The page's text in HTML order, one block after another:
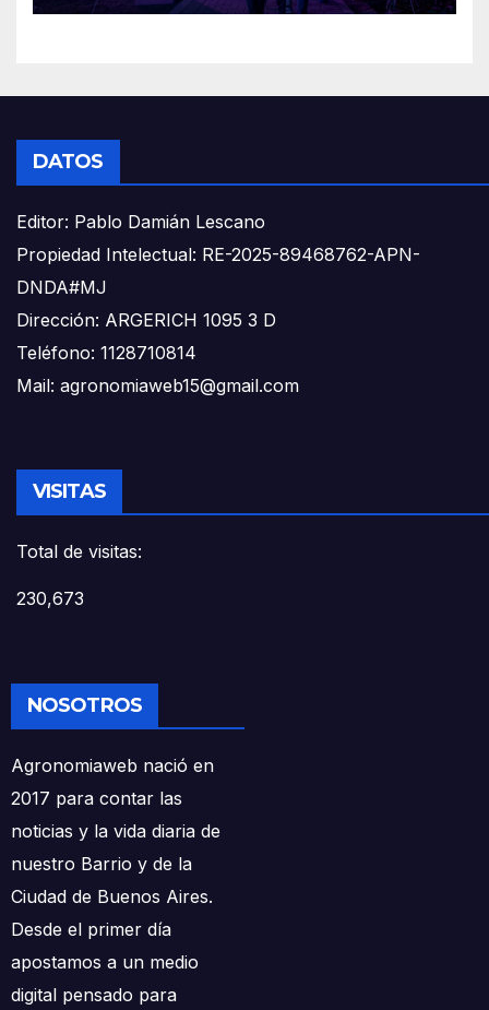
DATOS
Editor: Pablo Damián Lescano
Propiedad Intelectual: RE-2025-89468762-APN-
DNDA#MJ
Dirección: ARGERICH 1095 3 D
Teléfono: 1128710814
Mail: agronomiaweb15@gmail.com
VISITAS
Total de visitas:
230,673
NOSOTROS
Agronomiaweb nació en
2017 para contar las
noticias y la vida diaria de
nuestro Barrio y de la
Ciudad de Buenos Aires.
Desde el primer día
apostamos a un medio
digital pensado para